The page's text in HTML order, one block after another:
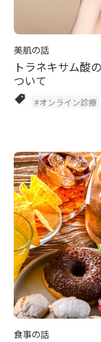
美肌の話
トラネキサム酸
ついて
#オンライン診療
食事の話